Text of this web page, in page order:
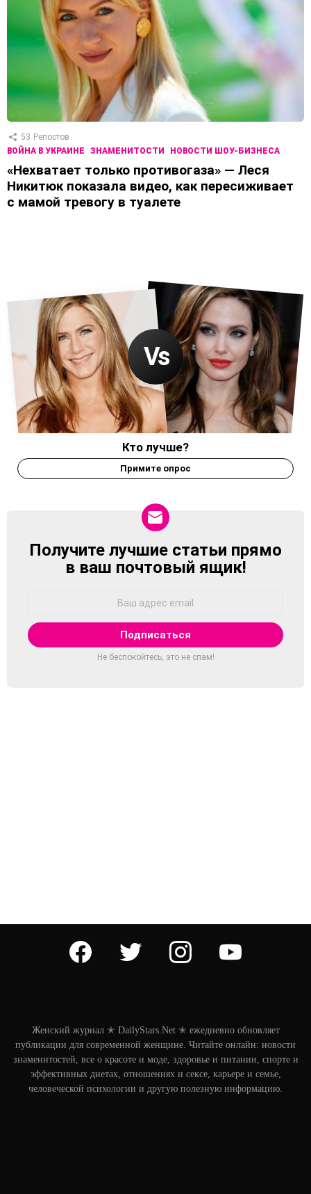
53 Репостов
ВОЙНА В УКРАИНЕ
ЗНАМЕНИТОСТИ НОВОСТИ ШОУ-БИЗНЕСА
«Нехватает только противогаза» — Леся
Никитюк показала видео, как пересиживает
с мамой тревогу в туалете
Кто лучше?
Примите опрос
NEWSLETTER
Получите лучшие статьи прямо
в ваш почтовый ящик!
Не беспокойтесь, это не спам!
facebook twitter instagram youtube
Женский журнал ✭ DailyStars.Net ✭ ежедневно обновляет
публикации для современной женщине. Читайте онлайн: новости
знаменитостей, все о красоте и моде, здоровье и питании, спорте и
эффективных диетах, отношениях и сексе, карьере и семье,
человеческой психологии и другую полезную информацию.